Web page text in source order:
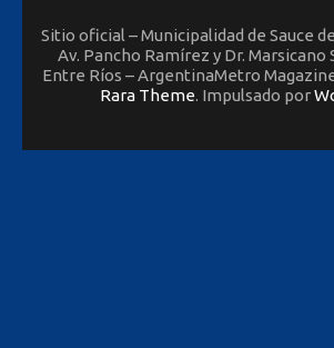
Sitio oficial – Municipalidad de Sauce
Av. Pancho Ramírez y Dr. Marsicano
Entre Ríos – ArgentinaMetro
Rara Theme. Impulsado por